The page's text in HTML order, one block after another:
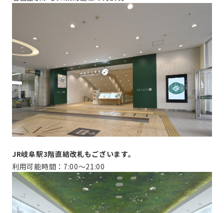
JR岐阜駅3階直結改札もございます。
利用可能時間：7:00～21:00